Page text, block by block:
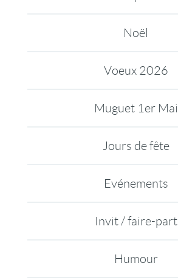
Noël
Voeux 2026
Muguet 1er Mai
Jours de fête
Evénements
Invit / faire-part
Humour